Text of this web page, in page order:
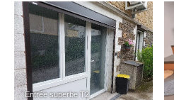
Entrée superbe T2